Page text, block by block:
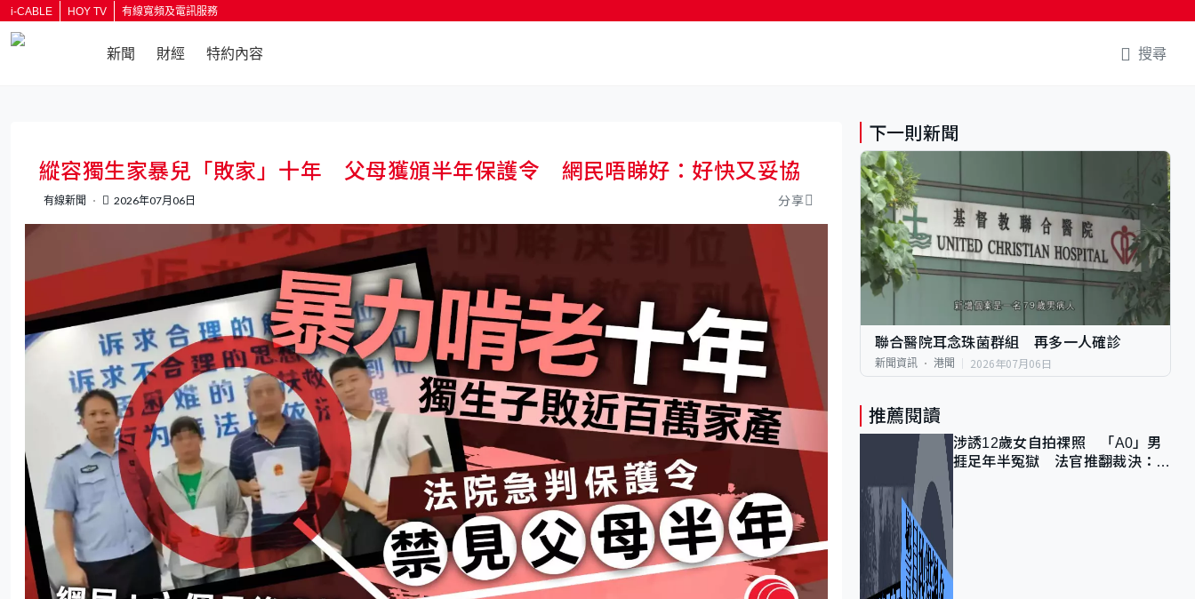
i-CABLE HOY TV 有線寬頻及電訊服務
新聞 財經 特約內容 搜尋
縱容獨生家暴兒「敗家」十年 父母獲頒半年保護令 網民唔睇好：好快又妥協
有線新聞 2026年07月06日 分享
下一則新聞
聯合醫院耳念珠菌群組 再多一人確診
新聞資訊 港聞 2026年07月06日
推薦閱讀
涉誘12歲女自拍祼照 「A0」男
捱足年半冤獄 法官推翻裁決：抄